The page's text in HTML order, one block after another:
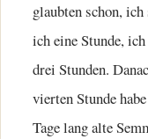
glaubten schon,
ich eine Stunde,
drei Stunden.
vierten Stunde
Tage lang alte